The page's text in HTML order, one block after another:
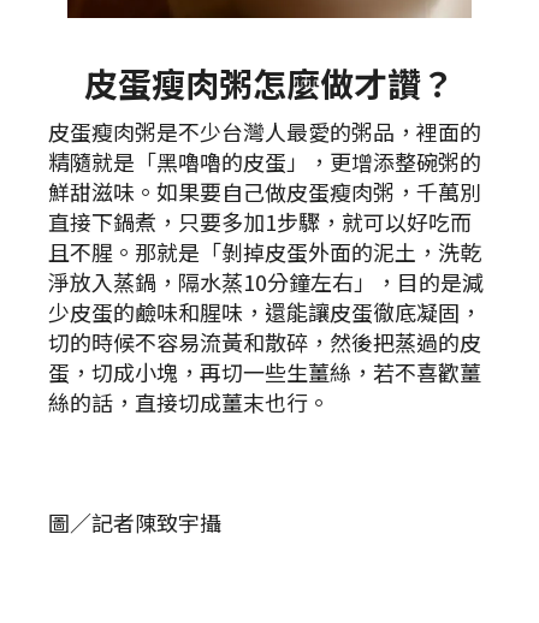
皮蛋瘦肉粥怎麼做才讚？
皮蛋瘦肉粥是不少台灣人最愛的粥品，裡面的
精隨就是「黑嚕嚕的皮蛋」，更增添整碗粥的
鮮甜滋味。如果要自己做皮蛋瘦肉粥，千萬別
直接下鍋煮，只要多加1步驟，就可以好吃而
且不腥。那就是「剝掉皮蛋外面的泥土，洗乾
淨放入蒸鍋，隔水蒸10分鐘左右」，目的是減
少皮蛋的鹼味和腥味，還能讓皮蛋徹底凝固，
切的時候不容易流黃和散碎，然後把蒸過的皮
蛋，切成小塊，再切一些生薑絲，若不喜歡薑
絲的話，直接切成薑末也行。
圖／記者陳致宇攝